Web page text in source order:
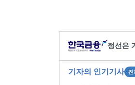
정선은
기자의 인기기사 전